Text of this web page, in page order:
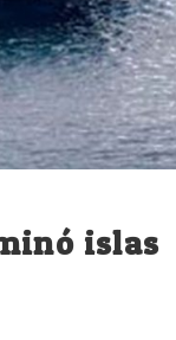
islas